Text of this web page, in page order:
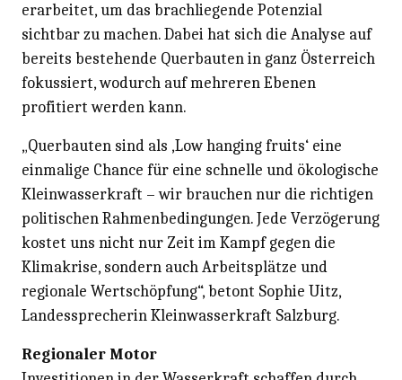
erarbeitet, um das brachliegende Potenzial
sichtbar zu machen. Dabei hat sich die Analyse auf
bereits bestehende Querbauten in ganz Österreich
fokussiert, wodurch auf mehreren Ebenen
profitiert werden kann.
„Querbauten sind als ‚Low hanging fruits‘ eine
einmalige Chance für eine schnelle und ökologische
Kleinwasserkraft – wir brauchen nur die richtigen
politischen Rahmenbedingungen. Jede Verzögerung
kostet uns nicht nur Zeit im Kampf gegen die
Klimakrise, sondern auch Arbeitsplätze und
regionale Wertschöpfung“, betont Sophie Uitz,
Landessprecherin Kleinwasserkraft Salzburg.
Regionaler Motor